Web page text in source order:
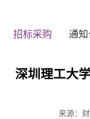
招标采购 通
深圳理工大
来源：